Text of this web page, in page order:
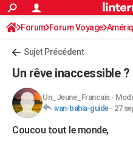
ACTUALITÉS
Politique
Société
Faits Divers
Education
Monde
Villes
+
FINANCE
Retraite
Impôts
Epargne
Immobilier
Risques naturels par ville
Banque
Assurance
Crédit
AUTO
Essais
Réserver un essai
Citadines
Berlines
SUV
Forum auto
+
Forum Forum Voyage
Sujet Précédent
Un rêve inaccessible ?
Un_Jeune_Francais-
ivan-bahia-guide- 27
Coucou tout le monde,